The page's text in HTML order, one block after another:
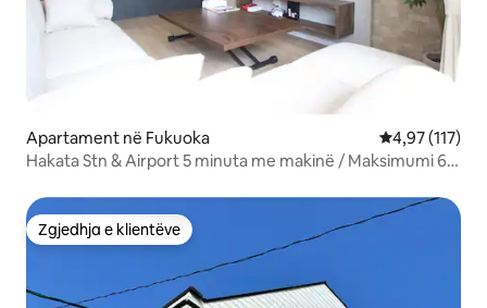
Apartament në Fukuoka Vlerësimi
4,97 (117)
Hakata Stn & Airport 5 minuta me makinë / Maksimumi 6
Zgjedhja e klientëve
Zgjedhja e klientëve